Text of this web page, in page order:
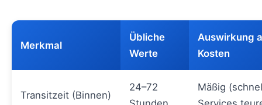
Merkmal
Übliche
Werte
Auswirkung
Kosten
Transitzeit (Binnen)
24–72
Mäßig